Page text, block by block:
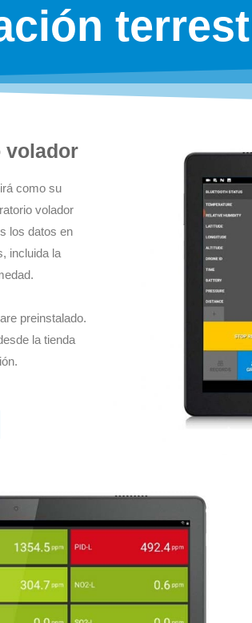
volador
como su
volador
los datos en
incluida la
preinstalado.
la tienda